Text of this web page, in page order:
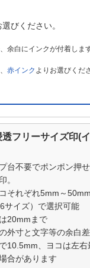
びください。
余白にインクが付着し
、 赤インク よりお選びくだ
透フリーサイズ印(
台不要でポンポン押
。
それぞれ5mm～
サイズ）で選択可能
20mmまで
外寸と文字等の余白
10.5mm、ヨコは左
合があります